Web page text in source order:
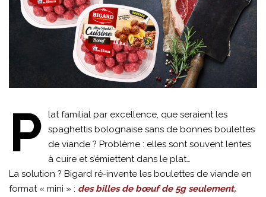
P
lat familial par excellence, que seraient les
spaghettis bolognaise sans de bonnes boulettes
de viande ? Problème : elles sont souvent lentes
à cuire et s’émiettent dans le plat…
La solution ? Bigard ré-invente les boulettes de viande en
format « mini » : des billes de bœuf de 5g seulement,